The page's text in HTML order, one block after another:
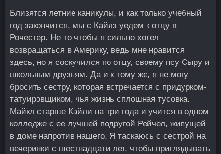
Близятся летние каникулы, и как только учебный
год закончится, мы с Кайлз уедем к отцу в
Рочестер. Не то чтобы я сильно хотел
возвращаться в Америку, ведь мне нравится
здесь, но я соскучился по отцу, своему псу Сыру и
школьным друзьям. Да и к тому же, я не могу
бросить сестру, которая встречается с придурком-
татуировщиком, чья жизнь сплошная тусовка.
Майкл старше Кайли на три года и учится в одном
колледже с ее лучшей подругой Рейчел, живущей
в доме напротив нашего. Я таскаюсь с сестрой на
вечеринки с шестнадцати лет, чтобы приглядывать